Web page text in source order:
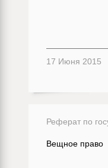
17 Июня 2015
Реферат по
Вещное право